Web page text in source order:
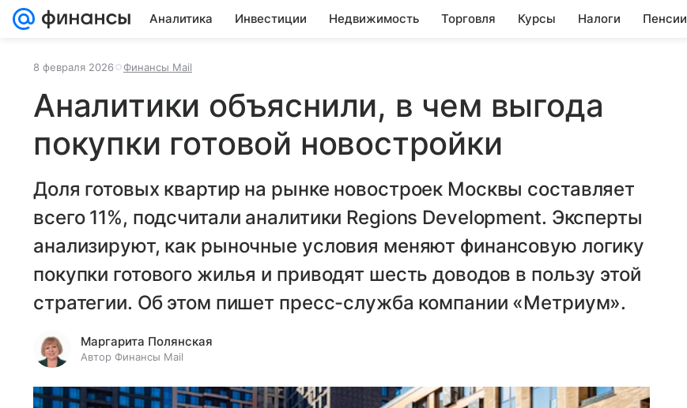
Аналитика Инвестиции Недвижимость Торговля Курсы Налоги Пенсии
8 февраля 2026 Финансы Mail
Аналитики объяснили, в чем выгода
покупки готовой новостройки
Доля готовых квартир на рынке новостроек Москвы составляет
всего 11%, подсчитали аналитики Regions Development. Эксперты
анализируют, как рыночные условия меняют финансовую логику
покупки готового жилья и приводят шесть доводов в пользу этой
стратегии. Об этом пишет пресс-служба компании «Метриум».
Маргарита Полянская
Автор Финансы Mail